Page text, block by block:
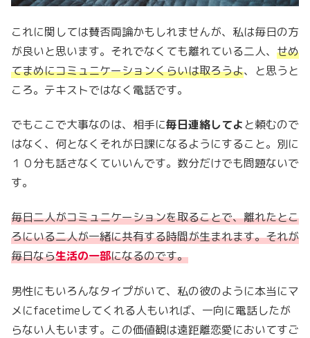
これに関しては賛否両論かもしれませんが、私は毎日の方
が良いと思います。それでなくても離れている二人、 せめ
てまめにコミュニケーションくらいは取ろうよ、と思うと
ころ。テキストではなく電話です。
でもここで大事なのは、相手に毎日連絡してよと頼むので
はなく、何となくそれが日課になるようにすること。別に
１０分も話さなくていいんです。数分だけでも問題ないで
す。
毎日二人がコミュニケーションを取ることで、離れたとこ
ろにいる二人が一緒に共有する時間が生まれます。それが
毎日なら生活の一部になるのです。
男性にもいろんなタイプがいて、私の彼のように本当にマ
メにfacetimeしてくれる人もいれば、一向に電話したが
らない人もいます。この価値観は遠距離恋愛においてすご